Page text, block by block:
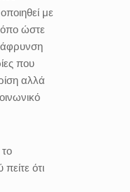
με
ώστε
που
αλλά
ότι